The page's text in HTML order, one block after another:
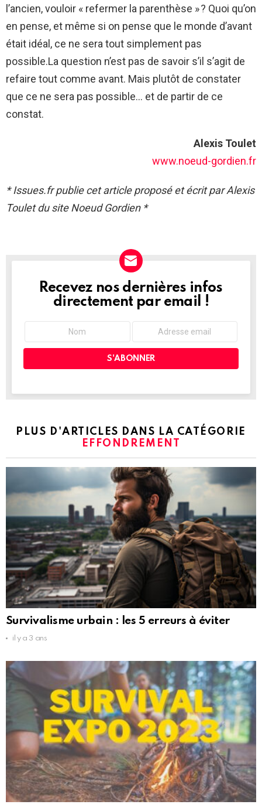
l’ancien, vouloir « refermer la parenthèse » ? Quoi qu’on
en pense, et même si on pense que le monde d’avant
était idéal, ce ne sera tout simplement pas
possible.La question n’est pas de savoir s’il s’agit de
refaire tout comme avant. Mais plutôt de constater
que ce ne sera pas possible… et de partir de ce
constat.
Alexis Toulet
www.noeud-gordien.fr
* Issues.fr publie cet article proposé et écrit par Alexis
Toulet du site Noeud Gordien *
NEWSLETTER
Recevez nos dernières infos
directement par email !
PLUS D'ARTICLES DANS LA CATÉGORIE
EFFONDREMENT
Survivalisme urbain : les 5 erreurs à éviter
il y a 3 ans